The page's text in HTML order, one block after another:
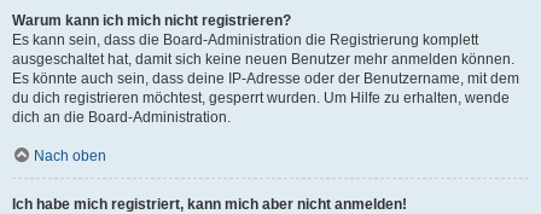
Warum kann ich mich nicht registrieren?
Es kann sein, dass die Board-Administration die Registrierung komplett
ausgeschaltet hat, damit sich keine neuen Benutzer mehr anmelden können.
Es könnte auch sein, dass deine IP-Adresse oder der Benutzername, mit dem
du dich registrieren möchtest, gesperrt wurden. Um Hilfe zu erhalten, wende
dich an die Board-Administration.
Nach oben
Ich habe mich registriert, kann mich aber nicht anmelden!